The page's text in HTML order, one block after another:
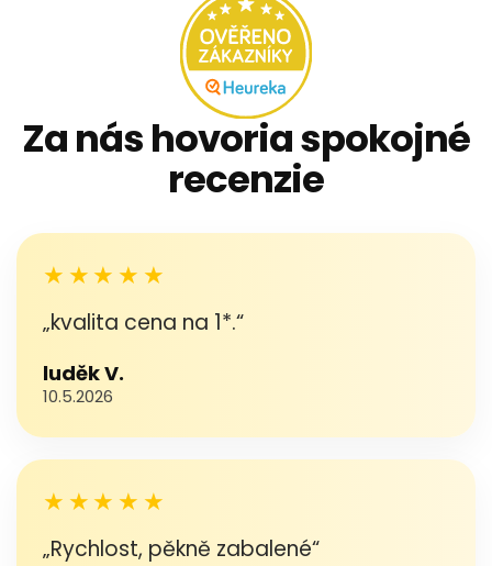
Za nás hovoria spokojné
recenzie
★★★★★
„kvalita cena na 1*.“
luděk V.
10.5.2026
★★★★★
„Rychlost, pěkně zabalené“